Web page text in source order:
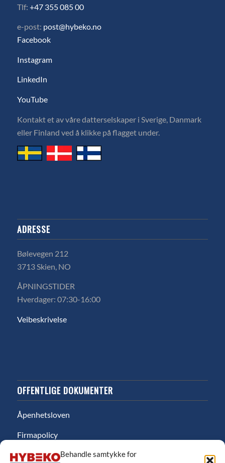
Behandle samtykke for
Tlf: +47 355 085 00
e-post: post@hybeko.no
Facebook
Instagram
LinkedIn
YouTube
Kontakt et av våre datterselskaper i Sverige, Danmark
eller Finland ved å klikke på flagget under.
ADRESSE
Bølevegen 212
3713 Skien, NO
ÅPNINGSTIDER
Hverdager: 07:30-16:00
Veibeskrivelse
OFFENTLIGE DOKUMENTER
Åpenhetsloven
Firmapolicy
Miljø